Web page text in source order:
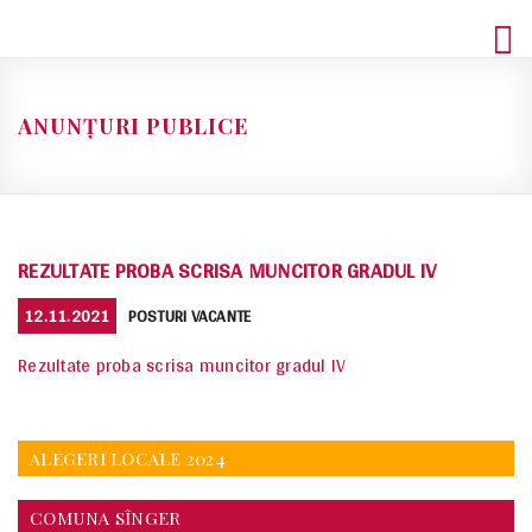
ANUNȚURI PUBLICE
REZULTATE PROBA SCRISA MUNCITOR GRADUL IV
POSTED
ON
12.11.2021 CATEGORIES
POSTURI VACANTE
Rezultate proba scrisa muncitor gradul IV
ALEGERI LOCALE 2024
COMUNA SÎNGER